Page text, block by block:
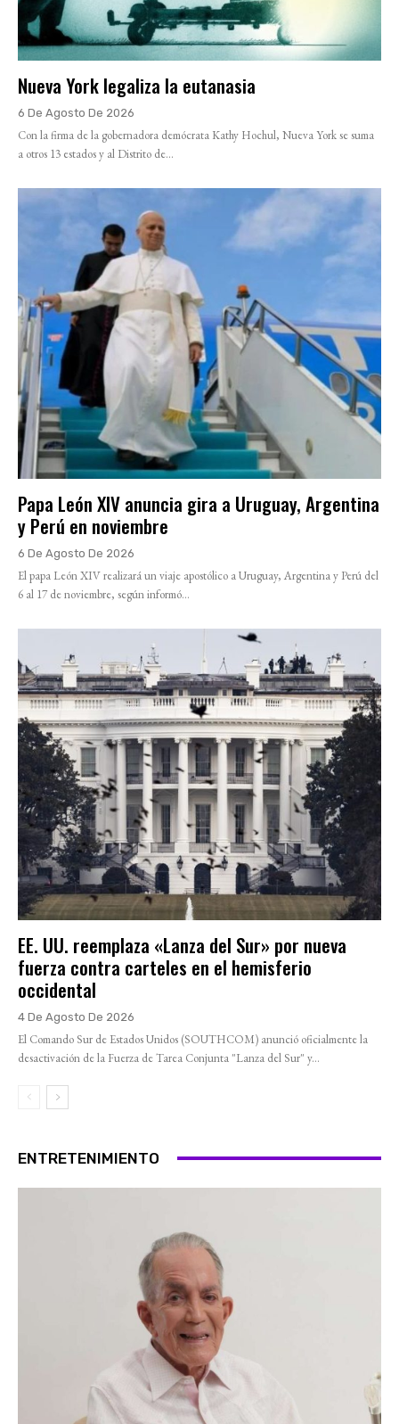
Nueva York legaliza la eutanasia
6 De Agosto De 2026
Con la firma de la gobernadora demócrata Kathy Hochul, Nueva York se suma
a otros 13 estados y al Distrito de...
Papa León XIV anuncia gira a Uruguay, Argentina
y Perú en noviembre
6 De Agosto De 2026
El papa León XIV realizará un viaje apostólico a Uruguay, Argentina y Perú del
6 al 17 de noviembre, según informó...
EE. UU. reemplaza «Lanza del Sur» por nueva
fuerza contra carteles en el hemisferio
occidental
4 De Agosto De 2026
El Comando Sur de Estados Unidos (SOUTHCOM) anunció oficialmente la
desactivación de la Fuerza de Tarea Conjunta "Lanza del Sur" y...
ENTRETENIMIENTO